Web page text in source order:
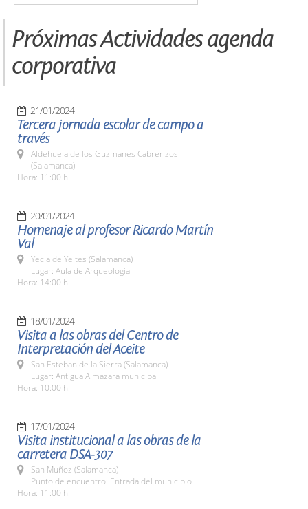
Próximas Actividades agenda
corporativa
21/01/2024
Tercera jornada escolar de campo a
través
Aldehuela de los Guzmanes Cabrerizos
(Salamanca)
Hora: 11:00 h.
20/01/2024
Homenaje al profesor Ricardo Martín
Val
Yecla de Yeltes (Salamanca)
Lugar: Aula de Arqueología
Hora: 14:00 h.
18/01/2024
Visita a las obras del Centro de
Interpretación del Aceite
San Esteban de la Sierra (Salamanca)
Lugar: Antigua Almazara municipal
Hora: 10:00 h.
17/01/2024
Visita institucional a las obras de la
carretera DSA-307
San Muñoz (Salamanca)
Punto de encuentro: Entrada del municipio
Hora: 11:00 h.